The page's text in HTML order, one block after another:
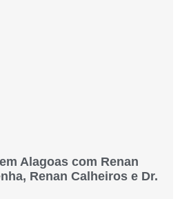
Alagoas com Renan
Renan Calheiros e Dr.